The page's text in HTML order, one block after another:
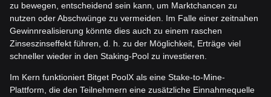
zu bewegen, entscheidend sein kann, um Marktchancen zu
nutzen oder Abschwünge zu vermeiden. Im Falle einer zeitnahen
Gewinnrealisierung könnte dies auch zu einem raschen
Zinseszinseffekt führen, d. h. zu der Möglichkeit, Erträge viel
schneller wieder in den Staking-Pool zu investieren.
Im Kern funktioniert Bitget PoolX als eine Stake-to-Mine-
Plattform, die den Teilnehmern eine zusätzliche Einnahmequelle